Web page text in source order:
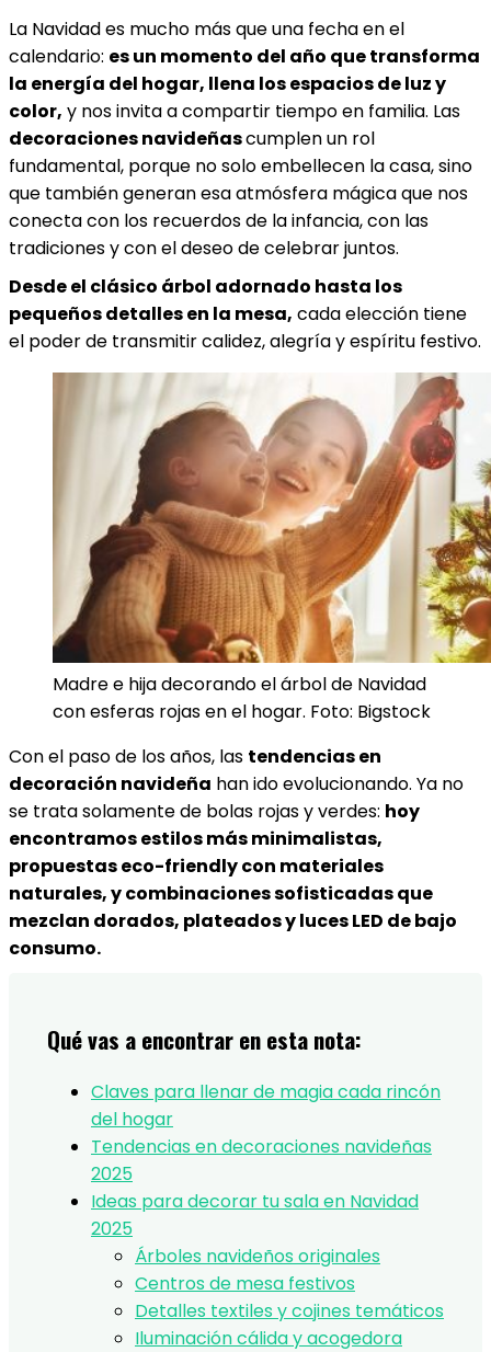
La Navidad es mucho más que una fecha en el
calendario: es un momento del año que transforma
la energía del hogar, llena los espacios de luz y
color, y nos invita a compartir tiempo en familia. Las
decoraciones navideñascumplen un rol
fundamental, porque no solo embellecen la casa, sino
que también generan esa atmósfera mágica que nos
conecta con los recuerdos de la infancia, con las
tradiciones y con el deseo de celebrar juntos.
Desde el clásico árbol adornado hasta los
pequeños detalles en la mesa, cada elección tiene
el poder de transmitir calidez, alegría y espíritu festivo.
Madre e hija decorando el árbol de Navidad
con esferas rojas en el hogar. Foto: Bigstock
Con el paso de los años, las tendencias en
decoración navideña han ido evolucionando. Ya no
se trata solamente de bolas rojas y verdes: hoy
encontramos estilos más minimalistas,
propuestas eco-friendly con materiales
naturales, y combinaciones sofisticadas que
mezclan dorados, plateados y luces LED de bajo
consumo.
Qué vas a encontrar en esta nota:
Claves para llenar de magia cada rincón
del hogar
Tendencias en decoraciones navideñas
2025
Ideas para decorar tu sala en Navidad
2025
Árboles navideños originales
Centros de mesa festivos
Detalles textiles y cojines temáticos
Iluminación cálida y acogedora